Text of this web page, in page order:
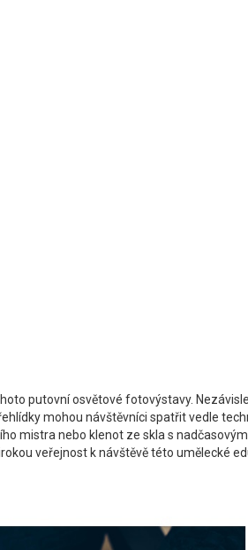
putovní osvětové fotovýstavy.
mohou návštěvníci spatřit vedle
mistra nebo klenot ze skla s
veřejnost k návštěvě této umělecké